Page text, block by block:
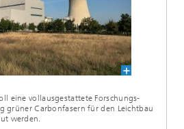
eine vollausgestattete Forschungs-
grüner Carbonfasern für den Leichtbau
werden.